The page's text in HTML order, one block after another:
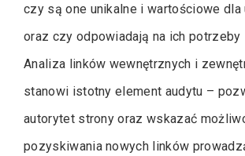
czy są one unikalne i wartościowe
oraz czy odpowiadają na ich potrzeby
Analiza linków wewnętrznych i
stanowi istotny element audytu –
autorytet strony oraz wskazać
pozyskiwania nowych linków